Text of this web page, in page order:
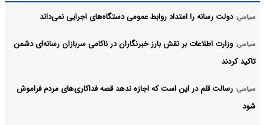
سیاسی: دولت رسانه را امتداد روابط عمومی دستگاه‌های اجرایی نمی‌داند
سیاسی: وزارت اطلاعات بر نقش بارز خبرنگاران در ناکامی سربازان رسانه‌ای دشمن
تاکید کردند
سیاسی: رسالت قلم در این است که اجازه ندهد قصه‌ فداکاری‌های مردم فراموش
شود